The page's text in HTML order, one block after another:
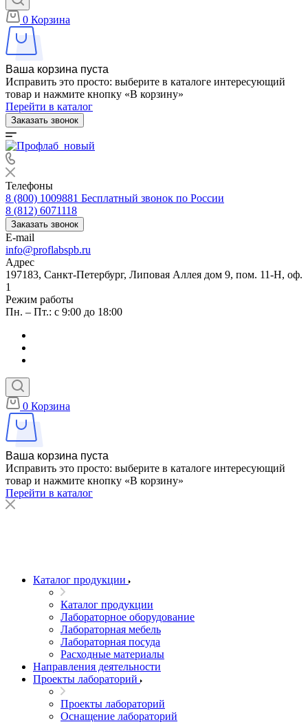
0 Корзина
Ваша корзина пуста
Исправить это просто: выберите в каталоге интересующий
товар и нажмите кнопку «В корзину»
Перейти в каталог
Заказать звонок
Телефоны
8 (800) 1009881 Бесплатный звонок по России
8 (812) 6071118
Заказать звонок
E-mail
info@proflabspb.ru
Адрес
197183, Санкт-Петербург, Липовая Аллея дом 9, пом. 11-Н, оф.
1
Режим работы
Пн. – Пт.: с 9:00 до 18:00
0 Корзина
Ваша корзина пуста
Исправить это просто: выберите в каталоге интересующий
товар и нажмите кнопку «В корзину»
Перейти в каталог
Каталог продукции
Каталог продукции
Лабораторное оборудование
Лабораторная мебель
Лабораторная посуда
Расходные материалы
Направления деятельности
Проекты лабораторий
Проекты лабораторий
Оснащение лабораторий